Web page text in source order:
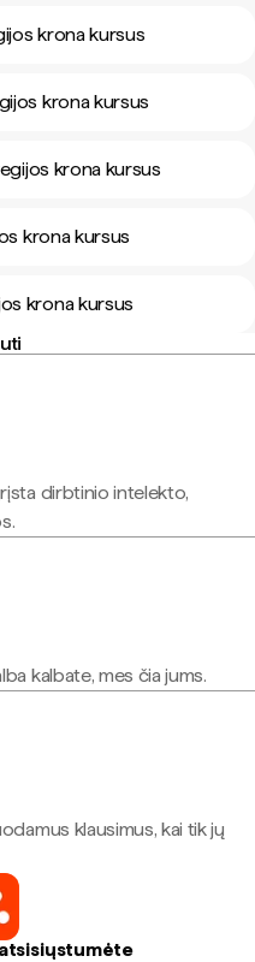
krona kursus
krona kursus
krona kursus
krona kursus
krona kursus
dirbtinio intelekto,
kalbate, mes čia jums.
klausimus, kai tik jų